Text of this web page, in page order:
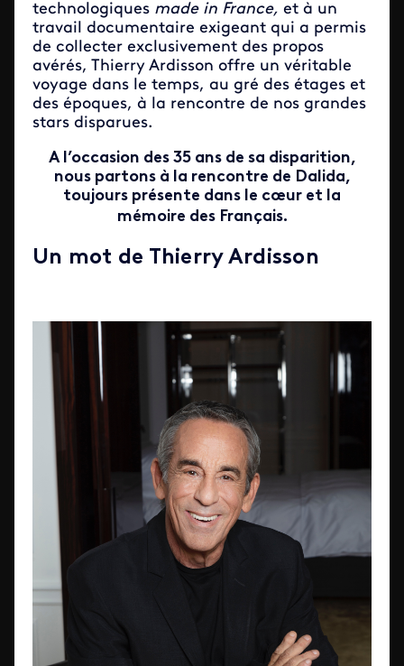
technologiques made in France, et à un
travail documentaire exigeant qui a permis
de collecter exclusivement des propos
avérés, Thierry Ardisson offre un véritable
voyage dans le temps, au gré des étages et
des époques, à la rencontre de nos grandes
stars disparues.
A l’occasion des 35 ans de sa disparition,
nous partons à la rencontre de Dalida,
toujours présente dans le cœur et la
mémoire des Français.
Un mot de Thierry Ardisson